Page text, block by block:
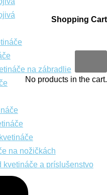
Shopping Cart
No products in the cart.
na zábradlie
na nožičkách
kvetináče a príslušenstvo